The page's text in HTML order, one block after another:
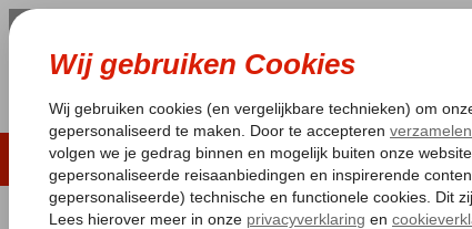
LAST MINUTE ZOMER 2026
Pakketgarantie Laagsteprijsgarantie*